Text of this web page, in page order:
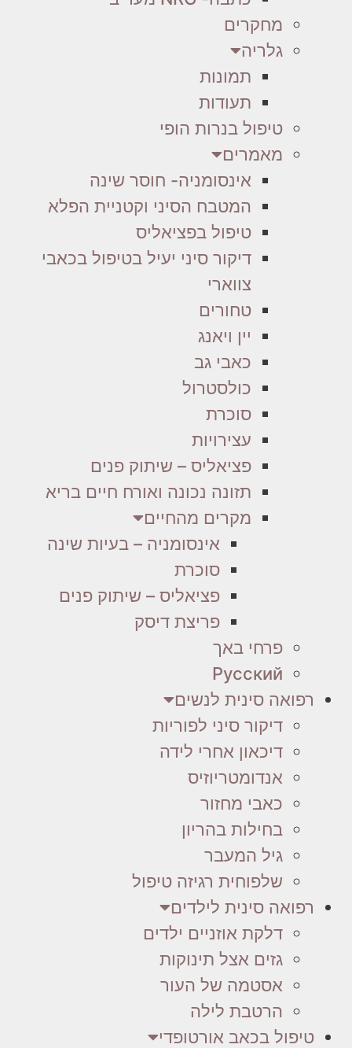
מחקרים
גלריה
תמונות
תעודות
טיפול בנרות הופי
מאמרים
אינסומניה- חוסר שינה
המטבח הסיני וקטניית הפלא
טיפול בפציאליס
דיקור סיני יעיל בטיפול בכאבי
צווארי
טחורים
יין ויאנג
כאבי גב
כולסטרול
סוכרת
עצירויות
פציאליס – שיתוק פנים
תזונה נכונה ואורח חיים בריא
מקרים מהחיים
אינסומניה – בעיות שינה
סוכרת
פציאליס – שיתוק פנים
פריצת דיסק
פרחי באך
Русский
רפואה סינית לנשים
דיקור סיני לפוריות
דיכאון אחרי לידה
אנדומטריוזיס
כאבי מחזור
בחילות בהריון
גיל המעבר
שלפוחית רגיזה טיפול
רפואה סינית לילדים
דלקת אוזניים ילדים
גזים אצל תינוקות
אסטמה של העור
הרטבת לילה
טיפול בכאב אורטופדי